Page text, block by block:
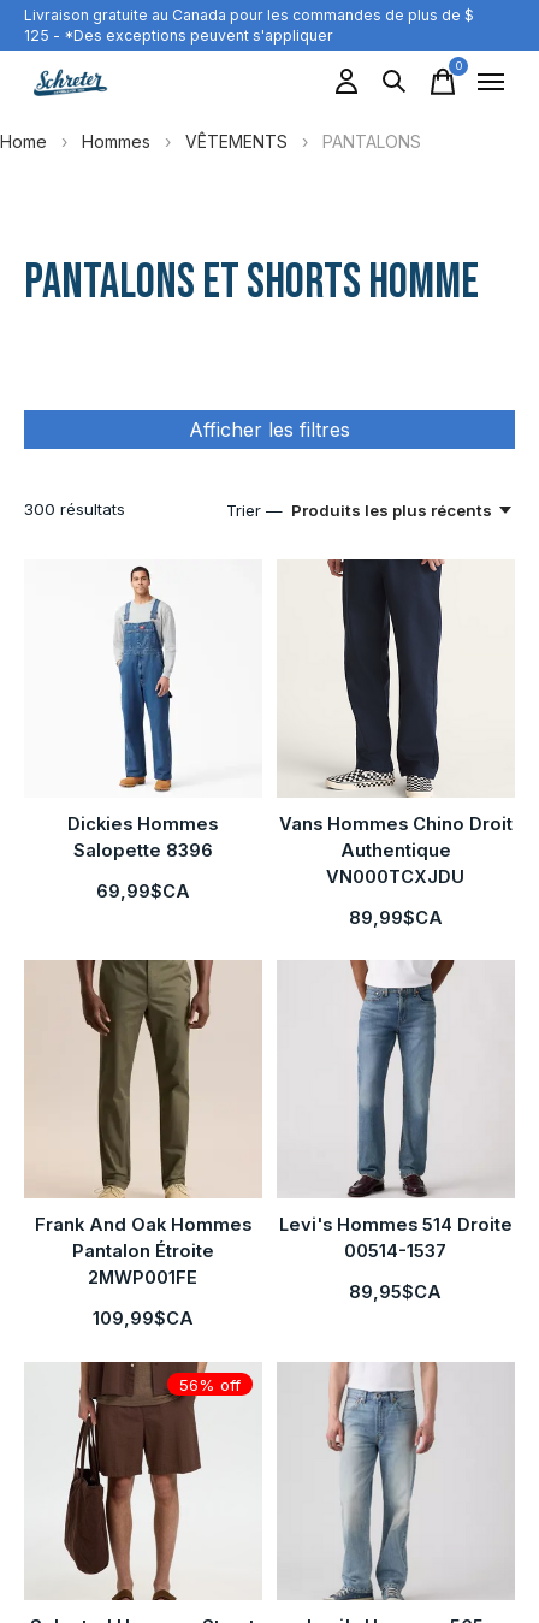
Livraison gratuite au Canada pour les commandes de plus de $
125 - *Des exceptions peuvent s'appliquer
0items
Home › Hommes › VÊTEMENTS › PANTALONS
PANTALONS ET SHORTS HOMME
Afficher les filtres
300 résultats Trier — Produits les plus récents
Dickies Hommes
Salopette 8396
69,99$CA
Vans Hommes Chino Droit
Authentique
VN000TCXJDU
89,99$CA
Frank And Oak Hommes
Pantalon Étroite
2MWP001FE
109,99$CA
Levi's Hommes 514 Droite
00514-1537
89,95$CA
56% off